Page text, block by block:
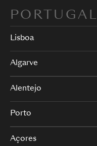
PORTUGAL
Lisboa
Algarve
Alentejo
Porto
Açores